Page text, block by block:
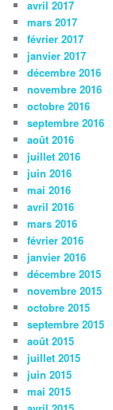
avril 2017
mars 2017
février 2017
janvier 2017
décembre 2016
novembre 2016
octobre 2016
septembre 2016
août 2016
juillet 2016
juin 2016
mai 2016
avril 2016
mars 2016
février 2016
janvier 2016
décembre 2015
novembre 2015
octobre 2015
septembre 2015
août 2015
juillet 2015
juin 2015
mai 2015